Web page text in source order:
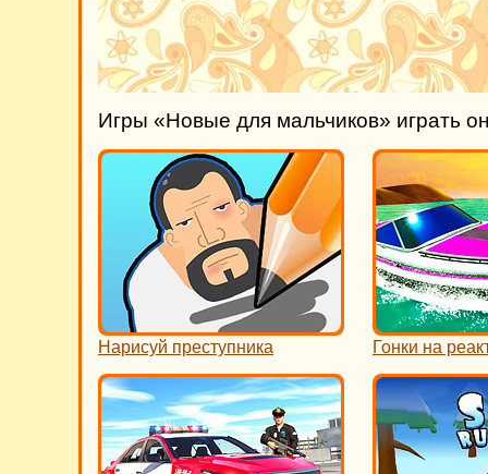
Игры «Новые для мальчиков» играть
Нарисуй преступника Гонки на